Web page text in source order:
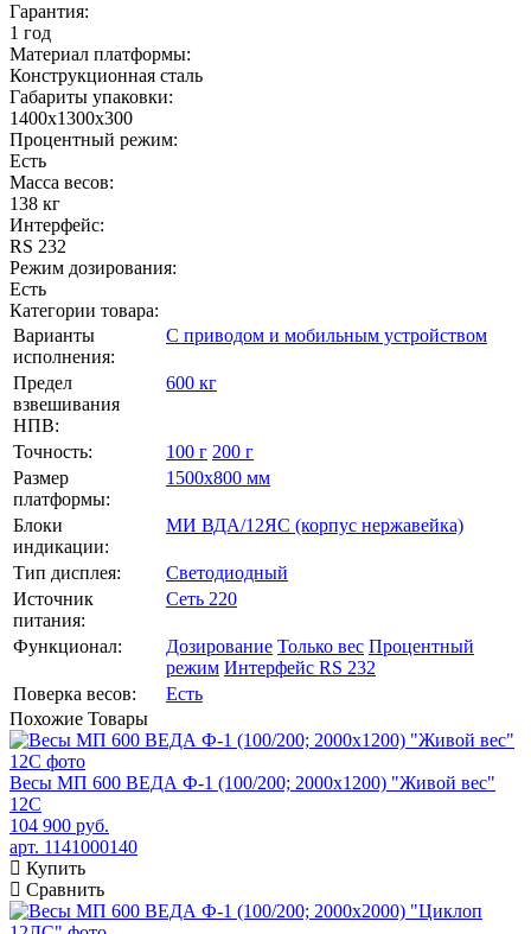
Гарантия:
1 год
Материал платформы:
Конструкционная сталь
Габариты упаковки:
1400х1300х300
Процентный режим:
Есть
Масса весов:
138 кг
Интерфейс:
RS 232
Режим дозирования:
Есть
Категории товара:
Варианты
исполнения:
С приводом и мобильным устройством
Предел
взвешивания
НПВ:
600 кг
Точность: 100 г 200 г
Размер
платформы:
1500х800 мм
Блоки
индикации:
МИ ВДА/12ЯС (корпус нержавейка)
Тип дисплея:
Светодиодный
Источник
питания:
Сеть 220
Функционал: Дозирование Только вес Процентный
режим Интерфейс RS 232
Поверка весов:
Есть
Похожие Товары
Весы МП 600 ВЕДА Ф-1 (100/200; 2000х1200) "Живой вес"
12С
104 900 руб.
арт. 1141000140
Купить
Сравнить